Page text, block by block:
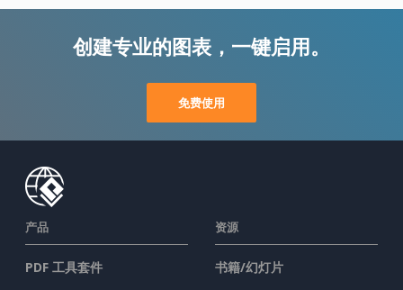
创建专业的图表，一键启用。
免费使用
产品
PDF 工具套件
资源
书籍/幻灯片